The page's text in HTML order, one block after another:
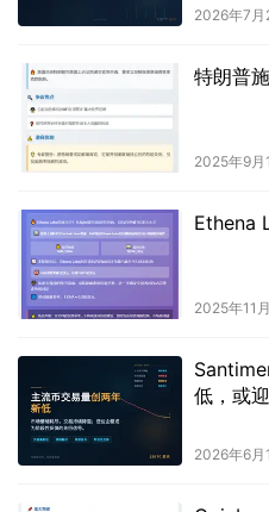
2026年7月
特朗普
2025年9月
Ethena
2025年11
低，或
2026年6月